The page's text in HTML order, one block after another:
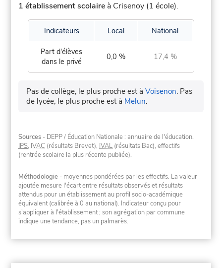
1 établissement scolaire à Crisenoy (1 école).
Indicateurs Local National
Part d'élèves
dans le privé
0,0 % 17,4 %
Pas de collège, le plus proche est àVoisenon. Pas
de lycée, le plus proche est à Melun.
Sources - DEPP / Éducation Nationale : annuaire de l'éducation,
IPS, IVAC (résultats Brevet), IVAL (résultats Bac), effectifs
(rentrée scolaire la plus récente publiée).
Méthodologie - moyennes pondérées par les effectifs. La valeur
ajoutée mesure l'écart entre résultats observés et résultats
attendus pour un établissement au profil socio-académique
équivalent (calibrée à 0 au national). Indicateur conçu pour
s'appliquer à l'établissement ; son agrégation par commune
indique une tendance, pas un palmarès.